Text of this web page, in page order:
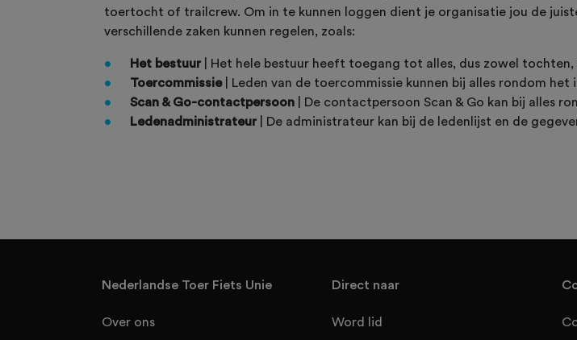
toertocht of trailcrew. Om in te kunnen loggen dient je organisatie jou de
verschillende zaken kunnen regelen, zoals:
Het bestuur | Het hele bestuur heeft toegang tot alles, dus zowel tochten,
Toercommissie
| Leden van de toercommissie kunnen bij alles rondom
Scan & Go-contactpersoon | De contactpersoon Scan & Go kan bij alles
Ledenadministrateur
| De administrateur kan bij de ledenlijst en de
Nederlandse Toer Fiets Unie
Over ons
Direct naar
Word lid